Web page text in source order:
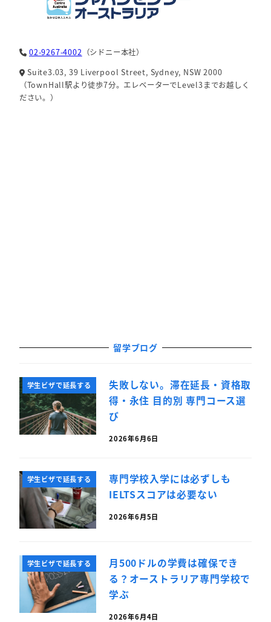
02-9267-4002 （シドニー本社）
Suite3.03, 39 Liverpool Street, Sydney, NSW 2000
（TownHall駅より徒歩7分。エレベーターでLevel3までお越しく
ださい。）
留学ブログ
学生ビザで延長する
失敗しない。滞在延長・資格取
得・永住 目的別 専門コース選
び
2026年6月6日
学生ビザで延長する
専門学校入学には必ずしも
IELTSスコアは必要ない
2026年6月5日
学生ビザで延長する
月500ドルの学費は確保でき
る？オーストラリア専門学校で
学ぶ
2026年6月4日